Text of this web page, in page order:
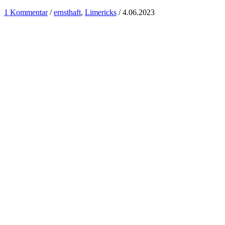
1 Kommentar /ernsthaft, Limericks /4.06.2023